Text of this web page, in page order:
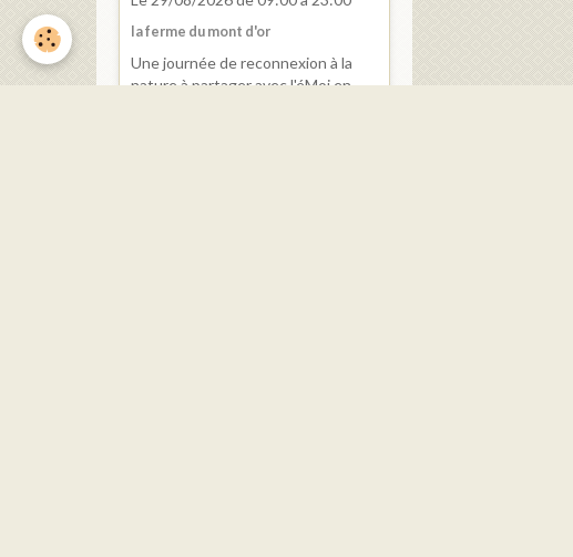
la ferme du mont d'or
Une journée de reconnexion à la
nature à partager avec l'éMoi en